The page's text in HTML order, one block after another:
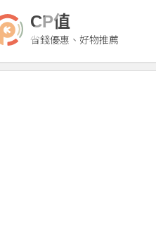
CP值
省錢優惠、好物推薦